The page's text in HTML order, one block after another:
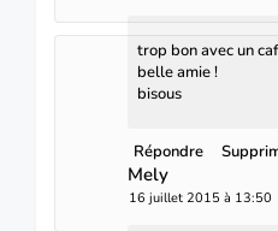
trop bon avec un
belle amie !
bisous
Répondre
Mely
16 juillet 2015 à 13:50